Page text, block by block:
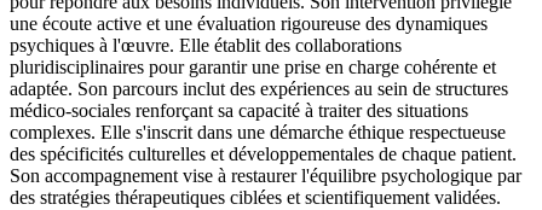
une écoute active et une évaluation rigoureuse des dynamiques
psychiques à l'œuvre. Elle établit des collaborations
pluridisciplinaires pour garantir une prise en charge cohérente et
adaptée. Son parcours inclut des expériences au sein de structures
médico-sociales renforçant sa capacité à traiter des situations
complexes. Elle s'inscrit dans une démarche éthique respectueuse
des spécificités culturelles et développementales de chaque patient.
Son accompagnement vise à restaurer l'équilibre psychologique par
des stratégies thérapeutiques ciblées et scientifiquement validées.